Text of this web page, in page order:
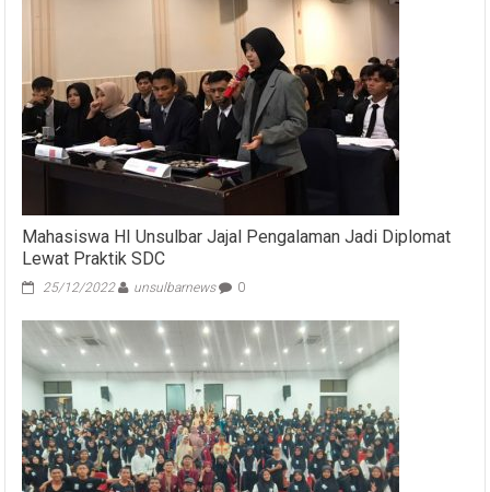
Mahasiswa HI Unsulbar Jajal Pengalaman Jadi Diplomat
Lewat Praktik SDC
25/12/2022 unsulbarnews 0